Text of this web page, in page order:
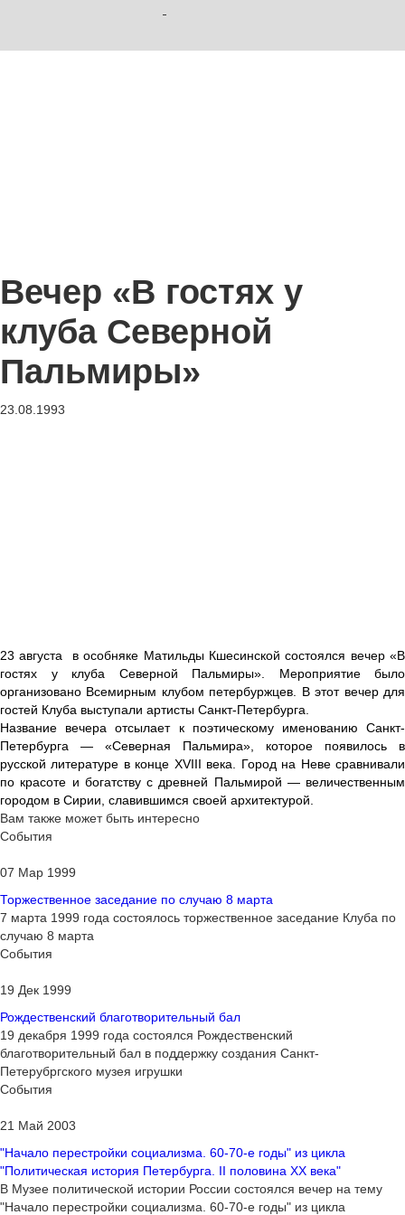
Вечер «В гостях у
клуба Северной
Пальмиры»
23.08.1993
23 августа в особняке Матильды Кшесинской состоялся вечер «В
гостях у клуба Северной Пальмиры». Мероприятие было
организовано Всемирным клубом петербуржцев. В этот вечер для
гостей Клуба выступали артисты Санкт-Петербурга
Название вечера отсылает к поэтическому именованию Санкт-
Петербурга — «Северная Пальмира», которое появилось в
русской литературе в конце XVIII века. Город на Неве сравнивали
по красоте и богатству с древней Пальмирой — величественным
городом в Сирии, славившимся своей архитектурой
Вам также может быть интересно
События
07 Мар 1999
Торжественное заседание по случаю 8 марта
7 марта 1999 года состоялось торжественное заседание Клуба по
случаю 8 марта
События
19 Дек 1999
Рождественский благотворительный бал
19 декабря 1999 года состоялся Рождественский
благотворительный бал в поддержку создания Санкт-
Петерубргского музея игрушки
События
21 Май 2003
"Начало перестройки социализма. 60-70-е годы" из цикла
"Политическая история Петербурга. II половина ХХ века"
В Музее политической истории России состоялся вечер на тему
"Начало перестройки социализма. 60-70-е годы" из цикла